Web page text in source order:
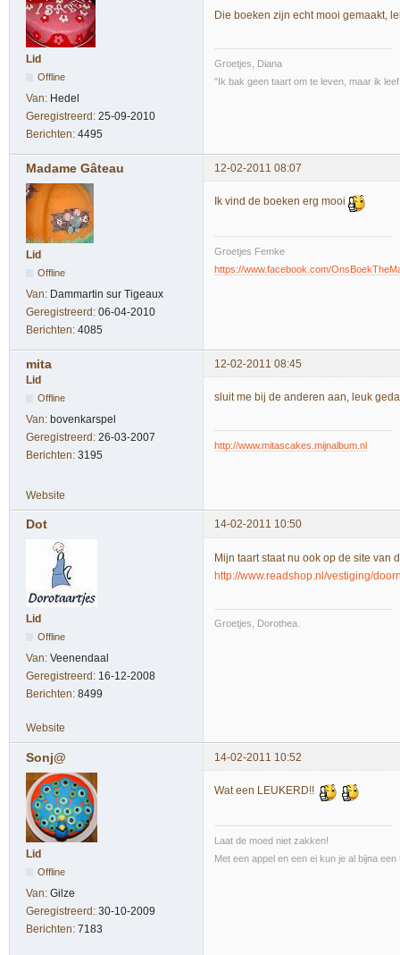
Lid
Offline
Van: Hedel
Geregistreerd: 25-09-2010
Berichten: 4495
Die boeken zijn echt mooi gemaakt,
Groetjes, Diana
"Ik bak geen taart om te leven, maar ik
Madame Gâteau 12-02-2011 08:07
Lid
Offline
Van: Dammartin sur Tigeaux
Geregistreerd: 06-04-2010
Berichten: 4085
Ik vind de boeken erg mooi
Groetjes Femke
https://www.facebook.com/
mita
12-02-2011 08:45
Lid
Offline
Van: bovenkarspel
Geregistreerd: 26-03-2007
Berichten: 3195
sluit me bij de anderen aan, leuk
http://www.mitascakes.mijnalbum.nl
Website
Dot 14-02-2011 10:50
Lid
Offline
Van: Veenendaal
Geregistreerd: 16-12-2008
Berichten: 8499
Mijn taart staat nu ook op de site van
http://www.readshop.nl/vestiging/
Groetjes, Dorothea.
Website
Sonj@ 14-02-2011 10:52
Lid
Offline
Van: Gilze
Geregistreerd: 30-10-2009
Berichten: 7183
Wat een LEUKERD!!
Laat de moed niet zakken!
Met een appel en een ei kun je al bijna